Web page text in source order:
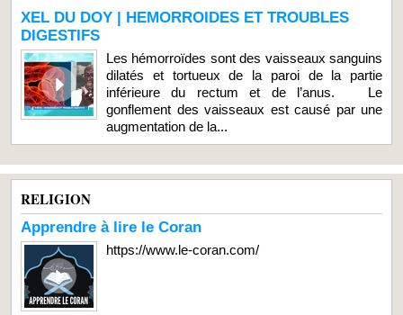
XEL DU DOY | HEMORROIDES ET TROUBLES
DIGESTIFS
Les hémorroïdes sont des vaisseaux sanguins
dilatés et tortueux de la paroi de la partie
inférieure du rectum et de l’anus. Le
gonflement des vaisseaux est causé par une
augmentation de la...
RELIGION
Apprendre à lire le Coran
https://www.le-coran.com/